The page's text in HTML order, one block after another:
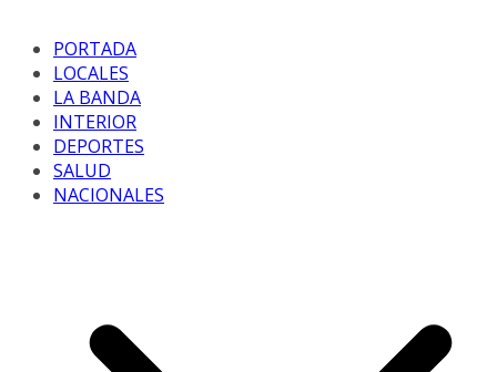
PORTADA
LOCALES
LA BANDA
INTERIOR
DEPORTES
SALUD
NACIONALES